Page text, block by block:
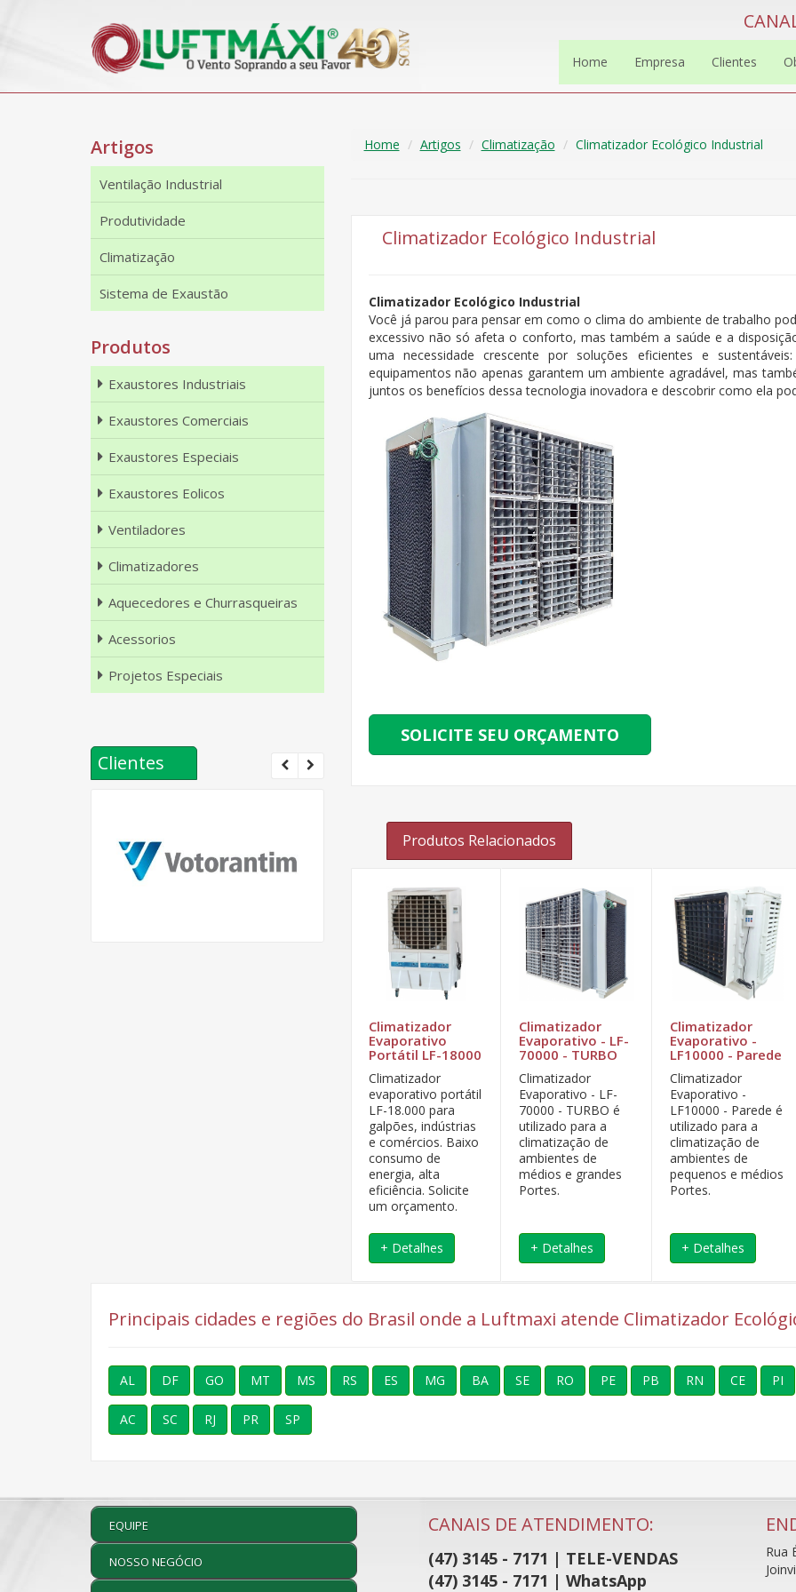
Home Empresa Clientes
Home Artigos Climatização Climatizador Ecológico Industrial
Climatizador Ecológico Industrial
Climatizador Ecológico Industrial
Você já parou para pensar em como o clima do ambiente de trabalho
excessivo não só afeta o conforto, mas também a saúde e a
uma necessidade crescente por soluções eficientes e
equipamentos não apenas garantem um ambiente agradável, mas
juntos os benefícios dessa tecnologia inovadora e descobrir como ela
SOLICITE SEU ORÇAMENTO
Produtos Relacionados
Climatizador
Evaporativo
Portátil LF-18000
Climatizador
evaporativo portátil
LF-18.000 para
galpões, indústrias
e comércios. Baixo
consumo de
energia, alta
eficiência. Solicite
um orçamento.
+ Detalhes
Climatizador
Evaporativo - LF-
70000 - TURBO
Climatizador
Evaporativo - LF-
70000 - TURBO é
utilizado para a
climatização de
ambientes de
médios e grandes
Portes.
+ Detalhes
Climatizador
Evaporativo -
LF10000 - Parede
Climatizador
Evaporativo -
LF10000 - Parede é
utilizado para a
climatização de
ambientes de
pequenos e médios
Portes.
+ Detalhes
Artigos
Ventilação Industrial
Produtividade
Climatização
Sistema de Exaustão
Produtos
Exaustores Industriais
Exaustores Comerciais
Exaustores Especiais
Exaustores Eolicos
Ventiladores
Climatizadores
Aquecedores e Churrasqueiras
Acessorios
Projetos Especiais
Clientes
Principais cidades e regiões do Brasil onde a Luftmaxi atende Climatizador
AL DF GO MT MS RS ES MG BA SE RO PE PB RN CE PI
AC SC RJ PR SP
EQUIPE
NOSSO NEGÓCIO
CANAIS DE ATENDIMENTO:
(47) 3145 - 7171 | TELE-VENDAS
(47) 3145 - 7171 | WhatsApp
Rua